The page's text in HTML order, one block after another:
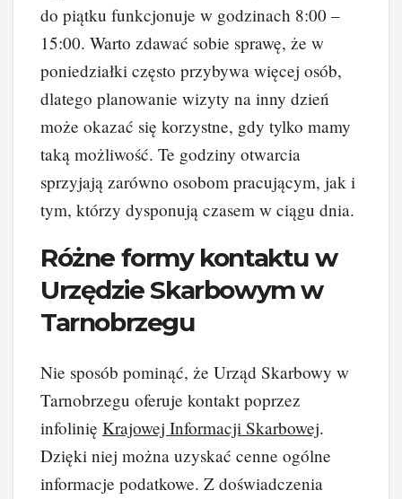
do piątku funkcjonuje w godzinach 8:00 –
15:00. Warto zdawać sobie sprawę, że w
poniedziałki często przybywa więcej osób,
dlatego planowanie wizyty na inny dzień
może okazać się korzystne, gdy tylko mamy
taką możliwość. Te godziny otwarcia
sprzyjają zarówno osobom pracującym, jak i
tym, którzy dysponują czasem w ciągu dnia.
Różne formy kontaktu w
Urzędzie Skarbowym w
Tarnobrzegu
Nie sposób pominąć, że Urząd Skarbowy w
Tarnobrzegu oferuje kontakt poprzez
infolinię Krajowej Informacji Skarbowej.
Dzięki niej można uzyskać cenne ogólne
informacje podatkowe. Z doświadczenia